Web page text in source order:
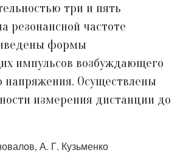
три и пять
резонансной частоте
формы
импульсов возбуждающего
напряжения. Осуществлены
измерения дистанции до
А. Г. Кузьменко